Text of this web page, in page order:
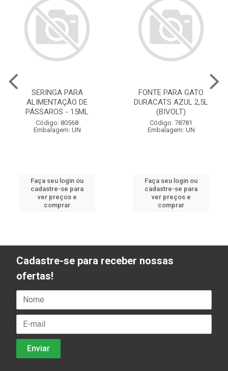
SERINGA PARA
ALIMENTAÇÃO DE
PÁSSAROS - 15ML
Código: 80568
Embalagem: UN
Faça seu login ou
cadastre-se para
ver preços e
comprar
FONTE PARA GATO
DURACATS AZUL 2,5L
(BIVOLT)
Código: 78781
Embalagem: UN
Faça seu login ou
cadastre-se para
ver preços e
comprar
Cadastre-se para receber nossas
ofertas!